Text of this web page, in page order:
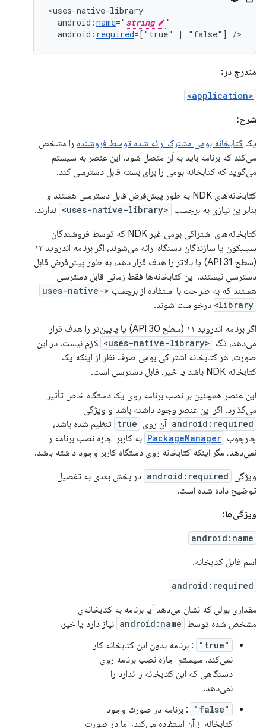
android:name=" string
android: required=["true" | "false"] />
مندرج در:
<application>
شرح:
یک کتابخانه بومی مشترک ارائه شده توسط فروشنده را مشخص
می‌کند که برنامه باید به آن متصل شود. این عنصر به سیستم
می‌گوید که کتابخانه بومی را برای بسته قابل دسترسی کند.
کتابخانه‌های NDK به طور پیش‌فرض قابل دسترسی هستند و
بنابراین نیازی به برچسب <uses-native-library>
ندارند.
کتابخانه‌های اشتراکی بومی غیر NDK که توسط فروشندگان
سیلیکون یا سازندگان دستگاه ارائه می‌شوند، اگر برنامه اندروید ۱۲
(سطح API 31) یا بالاتر را هدف قرار دهد، به طور پیش‌فرض قابل
دسترسی نیستند. این کتابخانه‌ها فقط زمانی قابل دسترسی
هستند که به صراحت با استفاده از برچسب
<uses-native-
library>
درخواست شوند.
اگر برنامه اندروید ۱۱ (سطح API 30) یا پایین‌تر را هدف قرار
می‌دهد، تگ <uses-native-library>
لازم نیست. در این
صورت، هر کتابخانه اشتراکی بومی صرف نظر از اینکه یک
کتابخانه NDK باشد یا خیر، قابل دسترسی است.
این عنصر همچنین بر نصب برنامه روی یک دستگاه خاص تأثیر
می‌گذارد. اگر این عنصر وجود داشته باشد و ویژگی
android:required آن روی true تنظیم شده باشد،
چارچوب PackageManager به کاربر اجازه نصب برنامه را
نمی‌دهد، مگر اینکه کتابخانه روی دستگاه کاربر وجود داشته باشد.
ویژگی android:required در بخش بعدی به تفصیل
توضیح داده شده است.
ویژگی‌ها:
android:name
اسم فایل کتابخانه.
android:required
مقداری بولی که نشان می‌دهد آیا برنامه به کتابخانه‌ی
مشخص شده توسط android:name نیاز دارد یا خیر.
"true"
: برنامه بدون این کتابخانه کار
نمی‌کند. سیستم اجازه نصب برنامه روی
دستگاهی که این کتابخانه را ندارد را
نمی‌دهد.
"false"
: برنامه در صورت وجود
کتابخانه از آن استفاده می‌کند، اما در صورت